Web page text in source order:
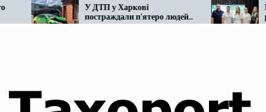
У ДТП у Харкові
постраждали п’ятеро людей:
не розминулися OnTaxi та
Мінвідновлення
реформу таксі.
наразі…